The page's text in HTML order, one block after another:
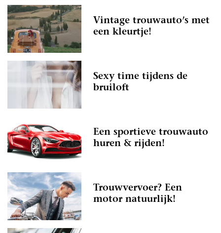
Vintage trouwauto’s met
een kleurtje!
Sexy time tijdens de
bruiloft
Een sportieve trouwauto
huren & rijden!
Trouwvervoer? Een
motor natuurlijk!